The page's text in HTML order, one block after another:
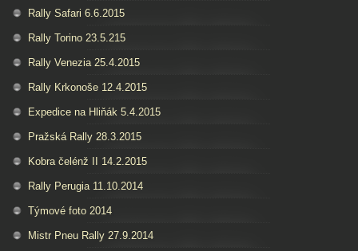
Rally Safari 6.6.2015
Rally Torino 23.5.215
Rally Venezia 25.4.2015
Rally Krkonoše 12.4.2015
Expedice na Hliňák 5.4.2015
Pražská Rally 28.3.2015
Kobra čelénž II 14.2.2015
Rally Perugia 11.10.2014
Týmové foto 2014
Mistr Pneu Rally 27.9.2014